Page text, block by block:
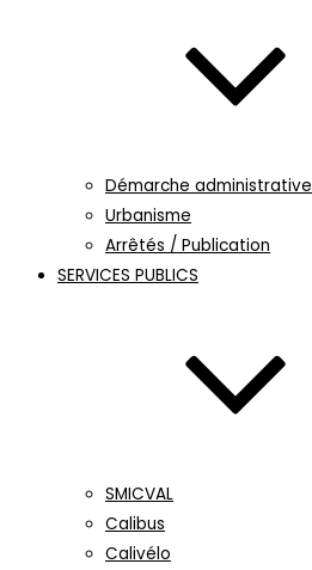
Démarche administrative
Urbanisme
Arrêtés / Publication
SERVICES PUBLICS
SMICVAL
Calibus
Calivélo